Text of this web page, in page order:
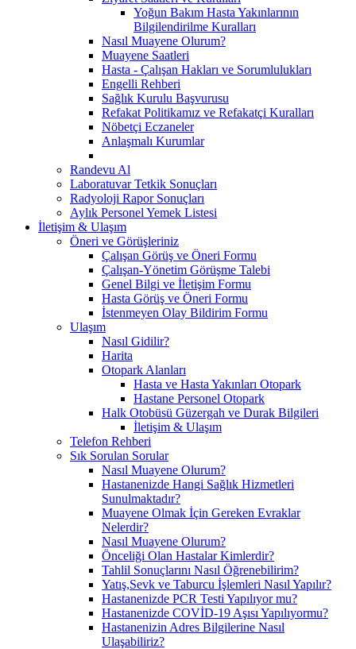
Yoğun Bakım Hasta Yakınlarının
Bilgilendirilme Kuralları
Nasıl Muayene Olurum?
Muayene Saatleri
Hasta - Çalışan Hakları ve Sorumlulukları
Engelli Rehberi
Sağlık Kurulu Başvurusu
Refakat Politikamız ve Refakatçi Kuralları
Nöbetçi Eczaneler
Anlaşmalı Kurumlar
Randevu Al
Laboratuvar Tetkik Sonuçları
Radyoloji Rapor Sonuçları
Aylık Personel Yemek Listesi
İletişim & Ulaşım
Öneri ve Görüşleriniz
Çalışan Görüş ve Öneri Formu
Çalışan-Yönetim Görüşme Talebi
Genel Bilgi ve İletişim Formu
Hasta Görüş ve Öneri Formu
İstenmeyen Olay Bildirim Formu
Ulaşım
Nasıl Gidilir?
Harita
Otopark Alanları
Hasta ve Hasta Yakınları Otopark
Hastane Personel Otopark
Halk Otobüsü Güzergah ve Durak Bilgileri
İletişim & Ulaşım
Telefon Rehberi
Sık Sorulan Sorular
Nasıl Muayene Olurum?
Hastanenizde Hangi Sağlık Hizmetleri
Sunulmaktadır?
Muayene Olmak İçin Gereken Evraklar
Nelerdir?
Nasıl Muayene Olurum?
Önceliği Olan Hastalar Kimlerdir?
Tahlil Sonuçlarını Nasıl Öğrenebilirim?
Yatış,Sevk ve Taburcu İşlemleri Nasıl Yapılır?
Hastanenizde PCR Testi Yapılıyor mu?
Hastanenizde COVİD-19 Aşısı Yapılıyormu?
Hastanenizin Adres Bilgilerine Nasıl
Ulaşabiliriz?